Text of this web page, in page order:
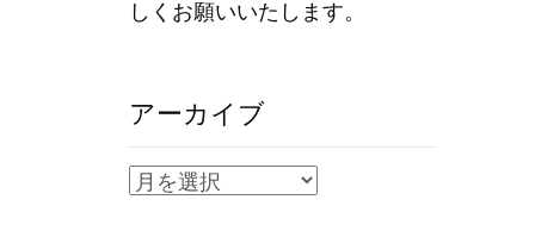
しくお願いいたします。
アーカイブ
ア